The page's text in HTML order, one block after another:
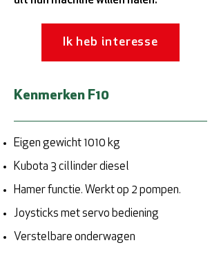
Ik heb interesse
Kenmerken F10
Eigen gewicht 1010 kg
Kubota 3 cillinder diesel
Hamer functie. Werkt op 2 pompen.
Joysticks met servo bediening
Verstelbare onderwagen